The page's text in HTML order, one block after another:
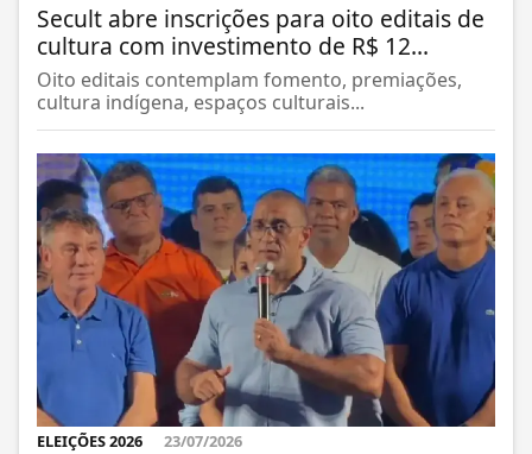
Secult abre inscrições para oito editais de
cultura com investimento de R$ 12...
Oito editais contemplam fomento, premiações,
cultura indígena, espaços culturais...
ELEIÇÕES 2026 23/07/2026